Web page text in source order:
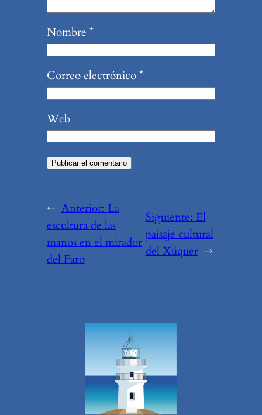
Nombre *
Correo electrónico*
Web
← Anterior:La
escultura de las
manos en el mirador
del Faro
Siguiente: El
paisaje cultural
del Xúquer →